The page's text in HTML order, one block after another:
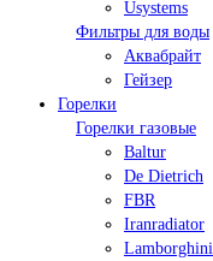
Usystems
Фильтры для воды
Аквабрайт
Гейзер
Горелки
Горелки газовые
Baltur
De Dietrich
FBR
Iranradiator
Lamborghini